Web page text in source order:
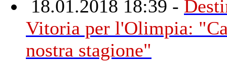
18.01.2018 18:39 -
Vitoria per l'Olimpia:
nostra stagione"